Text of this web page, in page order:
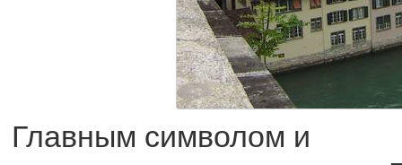
Главным символом и